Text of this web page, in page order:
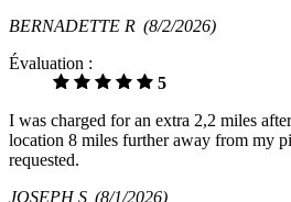
BERNADETTE R (8/2/2026)
Évaluation :
5
I was charged for an extra 2,2 miles
location 8 miles further away from my
requested.
JOSEPH S (8/1/2026)